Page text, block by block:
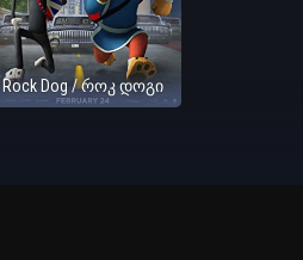
Rock Dog / როკ დოგი